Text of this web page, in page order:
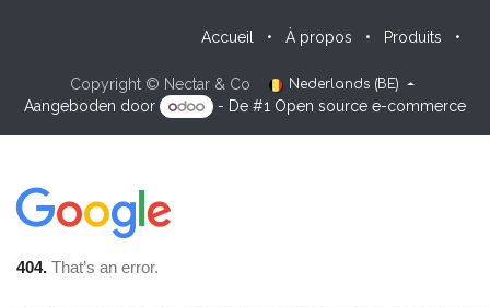
Accueil • À propos • Produits •
Copyright © Nectar & Co Nederlands (BE)
Aangeboden door - De #1 Open source e-commerce